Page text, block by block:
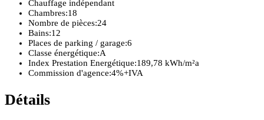
Chauffage indépendant
Chambres:18
Nombre de pièces:24
Bains:12
Places de parking / garage:6
Classe énergétique:A
Index Prestation Energétique:189,78 kWh/m²a
Commission d'agence:4%+IVA
Détails